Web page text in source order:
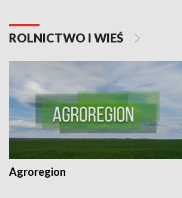
ROLNICTWO I WIEŚ
Agroregion